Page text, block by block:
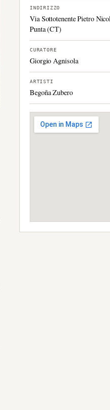
INDIRIZZO
Via Sottotenente Pietro
Punta (CT)
CURATORE
Giorgio Agnisola
ARTISTI
Begoña Zubero